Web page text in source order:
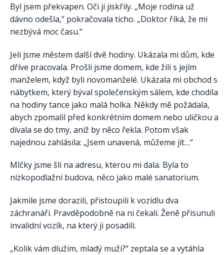
Byl jsem překvapen. Oči jí jiskřily. „Moje rodina už
dávno odešla,“ pokračovala ticho. „Doktor říká, že mi
nezbývá moc času.“
Jeli jsme městem další dvě hodiny. Ukázala mi dům, kde
dříve pracovala. Prošli jsme domem, kde žili s jejím
manželem, když byli novomanželé. Ukázala mi obchod s
nábytkem, který býval společenským sálem, kde chodila
na hodiny tance jako malá holka. Někdy mě požádala,
abych zpomalil před konkrétním domem nebo uličkou a
dívala se do tmy, aniž by něco řekla. Potom však
najednou zahlásila: „Jsem unavená, můžeme jít…“
Mlčky jsme šli na adresu, kterou mi dala. Byla to
nízkopodlažní budova, něco jako malé sanatorium.
Jakmile jsme dorazili, přistoupili k vozidlu dva
záchranáři. Pravděpodobně na ni čekali. Ženě přisunuli
invalidní vozík, na který ji posadili.
„Kolik vám dlužím, mladý muži?“ zeptala se a vytáhla